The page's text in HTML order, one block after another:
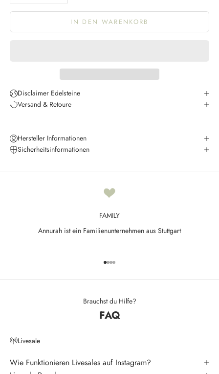
IN DEN WARENKORB
Disclaimer Edelsteine
Versand & Retoure
Hersteller Informationen
Sicherheitsinformationen
FAMILY
Annurah ist ein Familienunternehmen aus Stuttgart
Gehe zu Element 1
Gehe zu Element 2
Gehe zu Element 3
Gehe zu Element 4
Brauchst du Hilfe?
FAQ
Livesale
Wie Funktionieren Livesales auf Instagram?
d